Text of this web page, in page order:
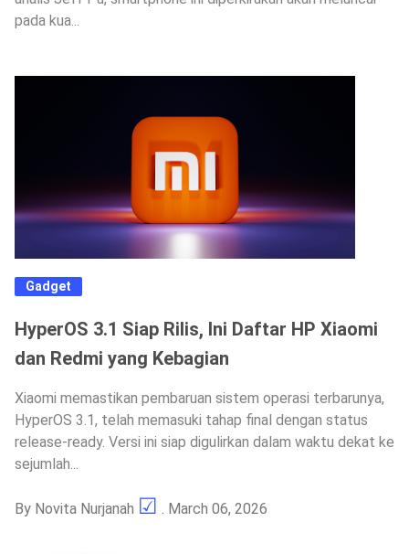
pada kua...
Gadget
HyperOS 3.1 Siap Rilis, Ini Daftar HP Xiaomi
dan Redmi yang Kebagian
Xiaomi memastikan pembaruan sistem operasi terbarunya,
HyperOS 3.1, telah memasuki tahap final dengan status
release-ready. Versi ini siap digulirkan dalam waktu dekat ke
sejumlah...
By Novita Nurjanah . March 06, 2026